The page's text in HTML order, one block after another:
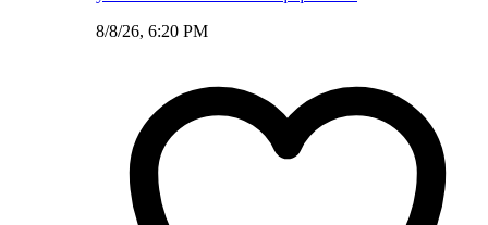
8/8/26, 6:20 PM